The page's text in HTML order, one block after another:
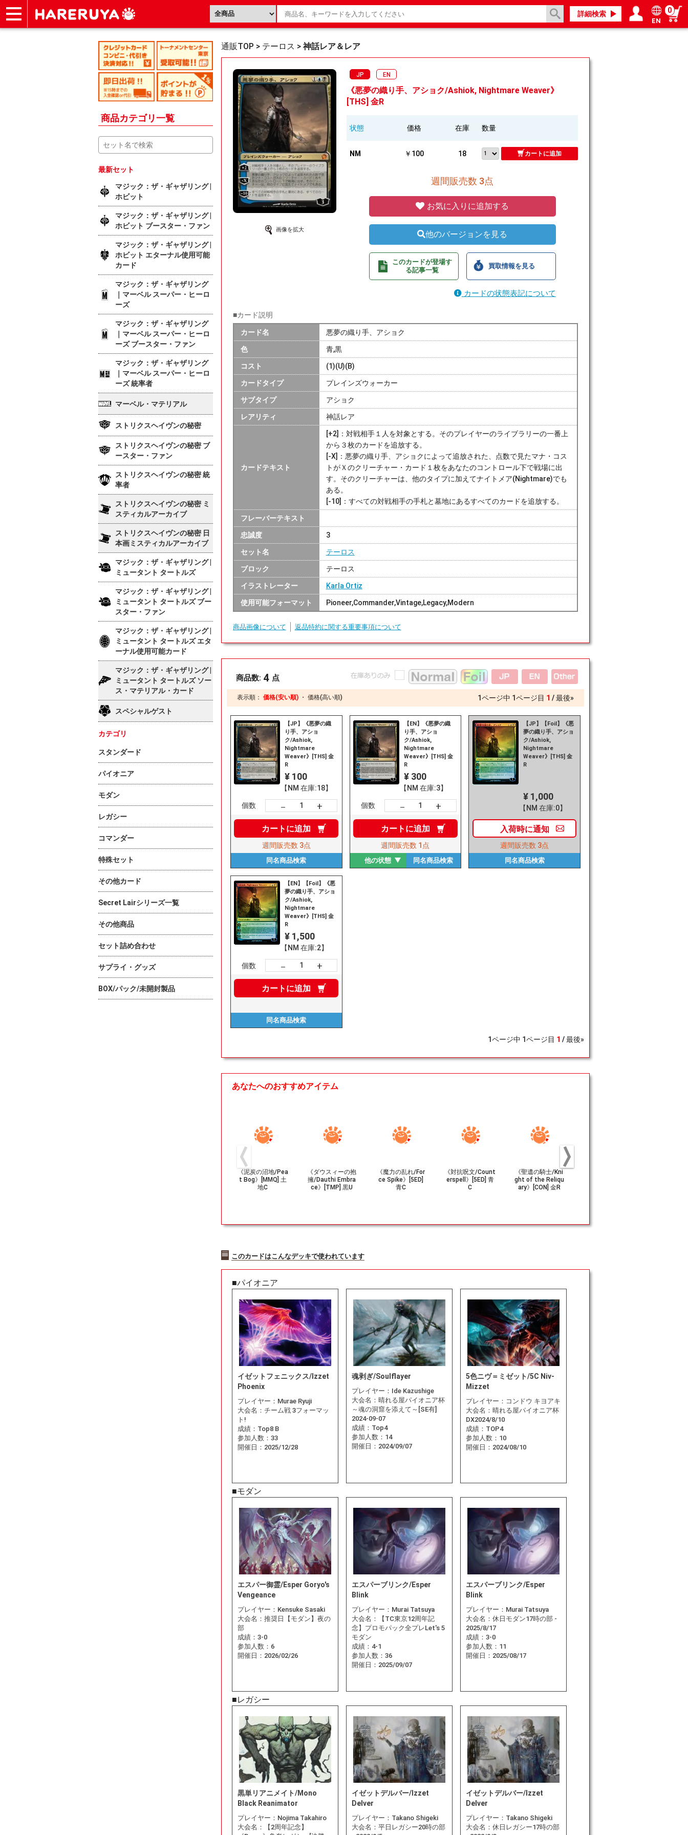
詳細検索
EN
0
商品カテゴリ一覧
通販TOP > テーロス > 神話レア＆レア
画像を拡大
JP EN
《悪夢の織り手、アショク/Ashiok, Nightmare Weaver》
[THS] 金R
状態 価格 在庫 数量
NM ￥100 18 カートに追加
週間販売数 3点
お気に入りに追加する
他のバージョンを見る
このカードが登場す
る記事一覧
買取情報を見る
カードの状態表記について
■カード説明
カード名 悪夢の織り手、アショク
色 青,黒
コスト (1)(U)(B)
カードタイプ プレインズウォーカー
サブタイプ アショク
レアリティ 神話レア
カードテキスト
[+2]：対戦相手１人を対象とする。そのプレイヤーのライブラリーの一番上
から３枚のカードを追放する。
[-X]：悪夢の織り手、アショクによって追放された、点数で見たマナ・コス
トがＸのクリーチャー・カード１枚をあなたのコントロール下で戦場に出
す。そのクリーチャーは、他のタイプに加えてナイトメア(Nightmare)でも
ある。
[-10]：すべての対戦相手の手札と墓地にあるすべてのカードを追放する。
フレーバーテキスト
忠誠度 3
セット名 テーロス
ブロック テーロス
イラストレーター Karla Ortiz
使用可能フォーマット Pioneer,Commander,Vintage,Legacy,Modern
商品画像について 返品特約に関する重要事項について
商品数: 4 点
表示順： 価格(安い順) ・ 価格(高い順) 1ページ中 1ページ目 1 最後»
【JP】《悪夢の織
り手、アショ
ク/Ashiok,
Nightmare
Weaver》[THS] 金
R
¥ 100
【NM 在庫:18】
個数 － +
カートに追加
週間販売数 3点
同名商品検索
【EN】《悪夢の織
り手、アショ
ク/Ashiok,
Nightmare
Weaver》[THS] 金
R
¥ 300
【NM 在庫:3】
個数 － +
カートに追加
週間販売数 1点
同名商品検索
他の状態
【JP】【Foil】《悪
夢の織り手、アショ
ク/Ashiok,
Nightmare
Weaver》[THS] 金
R
¥ 1,000
【NM 在庫:0】
入荷時に通知
週間販売数 3点
同名商品検索
【EN】【Foil】《悪
夢の織り手、アショ
ク/Ashiok,
Nightmare
Weaver》[THS] 金
R
¥ 1,500
【NM 在庫:2】
個数 － +
カートに追加
同名商品検索
1ページ中 1ページ目 1 最後»
あなたへのおすすめアイテム
《泥炭の沼地/Pea
t Bog》[MMQ] 土
地C
《ダウスィーの抱
擁/Dauthi Embra
ce》[TMP] 黒U
《魔力の乱れ/For
ce Spike》[5ED]
青C
《対抗呪文/Count
erspell》[5ED] 青
C
《聖遺の騎士/Kni
ght of the Reliqu
ary》[CON] 金R
このカードはこんなデッキで使われています
■パイオニア
イゼットフェニックス/Izzet
Phoenix
プレイヤー： Murae Ryuji
大会名： チーム戦 3フォーマッ
ト!
成績： Top8 B
参加人数： 33
開催日： 2025/12/28
魂剥ぎ/Soulflayer
プレイヤー： Ide Kazushige
大会名： 晴れる屋パイオニア杯
～魂の洞窟を添えて～[SE有]
2024-09-07
成績： Top4
参加人数： 14
開催日： 2024/09/07
5色ニヴ＝ミゼット/5C Niv-
Mizzet
プレイヤー： コンドウ キヨアキ
大会名： 晴れる屋パイオニア杯
DX2024/8/10
成績： TOP4
参加人数： 10
開催日： 2024/08/10
■モダン
エスパー御霊/Esper Goryo's
Vengeance
プレイヤー： Kensuke Sasaki
大会名： 推奨日【モダン】夜の
部
成績： 3-0
参加人数： 6
開催日： 2026/02/26
エスパーブリンク/Esper
Blink
プレイヤー： Murai Tatsuya
大会名：
【TC東京12周年記
念】プロモパック全プレLet's 5
モダン
成績： 4-1
参加人数： 36
開催日： 2025/09/07
エスパーブリンク/Esper
Blink
プレイヤー： Murai Tatsuya
大会名： 休日モダン17時の部 -
2025/8/17
成績： 3-0
参加人数： 11
開催日： 2025/08/17
■レガシー
黒単リアニメイト/Mono
Black Reanimator
プレイヤー： Nojima Takahiro
大会名：
【2周年記念】
イゼットデルバー/Izzet
Delver
プレイヤー： Takano Shigeki
大会名： 平日レガシー20時の部
イゼットデルバー/Izzet
Delver
プレイヤー： Takano Shigeki
大会名： 休日レガシー17時の部